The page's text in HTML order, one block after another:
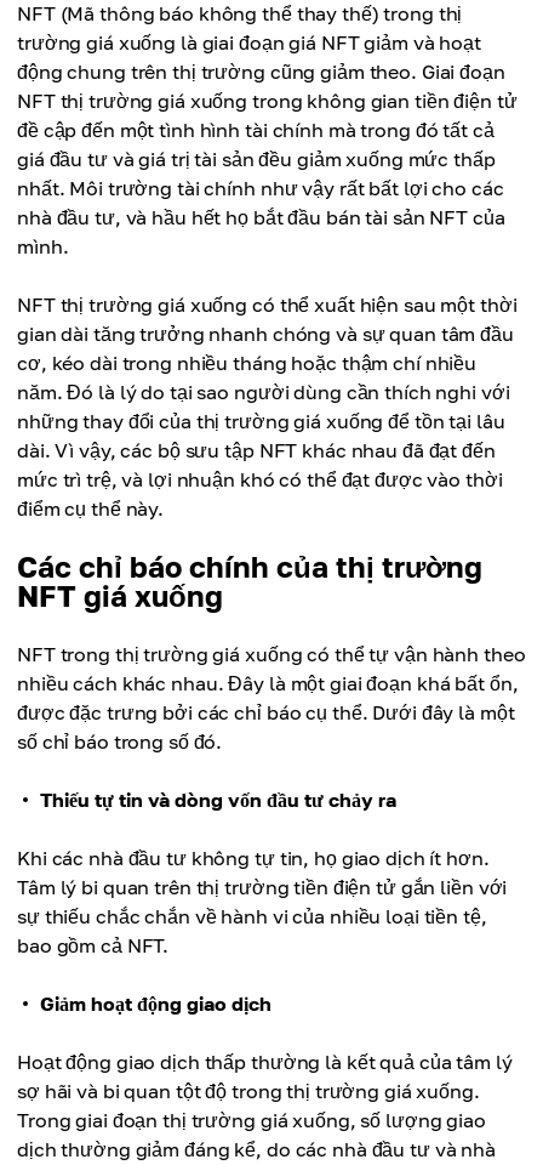
NFT (Mã thông báo không thể thay thế) trong thị
trường giá xuống là giai đoạn giá NFT giảm và hoạt
động chung trên thị trường cũng giảm theo. Giai đoạn
NFT thị trường giá xuống trong không gian tiền điện tử
đề cập đến một tình hình tài chính mà trong đó tất cả
giá đầu tư và giá trị tài sản đều giảm xuống mức thấp
nhất. Môi trường tài chính như vậy rất bất lợi cho các
nhà đầu tư, và hầu hết họ bắt đầu bán tài sản NFT của
mình.
NFT thị trường giá xuống có thể xuất hiện sau một thời
gian dài tăng trưởng nhanh chóng và sự quan tâm đầu
cơ, kéo dài trong nhiều tháng hoặc thậm chí nhiều
năm. Đó là lý do tại sao người dùng cần thích nghi với
những thay đổi của thị trường giá xuống để tồn tại lâu
dài. Vì vậy, các bộ sưu tập NFT khác nhau đã đạt đến
mức trì trệ, và lợi nhuận khó có thể đạt được vào thời
điểm cụ thể này.
Các chỉ báo chính của thị trường
NFT giá xuống
NFT trong thị trường giá xuống có thể tự vận hành theo
nhiều cách khác nhau. Đây là một giai đoạn khá bất ổn,
được đặc trưng bởi các chỉ báo cụ thể. Dưới đây là một
số chỉ báo trong số đó.
Thiếu tự tin và dòng vốn đầu tư chảy ra
Khi các nhà đầu tư không tự tin, họ giao dịch ít hơn.
Tâm lý bi quan trên thị trường tiền điện tử gắn liền với
sự thiếu chắc chắn về hành vi của nhiều loại tiền tệ,
bao gồm cả NFT.
Giảm hoạt động giao dịch
Hoạt động giao dịch thấp thường là kết quả của tâm lý
sợ hãi và bi quan tột độ trong thị trường giá xuống.
Trong giai đoạn thị trường giá xuống, số lượng giao
dịch thường giảm đáng kể, do các nhà đầu tư và nhà